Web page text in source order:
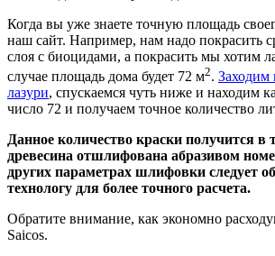
Когда вы уже знаете точную площадь
наш сайт. Например, нам надо покрасить
слоя с биоцидами, а покрасить мы хотим
случае площадь дома будет 72 м2. Заходим
лазури, спускаемся чуть ниже и находим
число 72 и получаем точное количество
Данное количество краски получится в
древесина отшлифована абразивом
других параметрах шлифовки следует
технологу для более точного расчета.
Обратите внимание, как экономно
Saicos.